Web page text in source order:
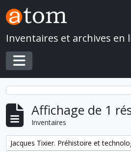
Skip to main content
Inventaires et archives en
Toggle navigation
Affichage de 1
Inventaires
Remove filter:
Jacques Tixier. Préhistoire et